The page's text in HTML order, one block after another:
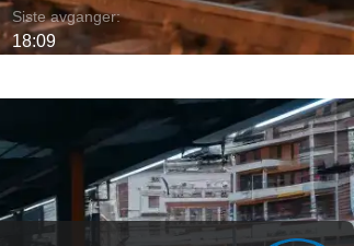
Siste avganger:
18:09